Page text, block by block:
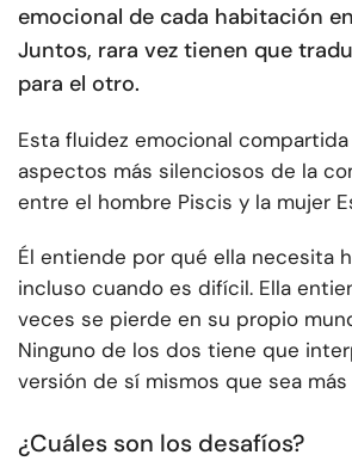
emocional de cada habitación
Juntos, rara vez tienen que
para el otro.
Esta fluidez emocional
aspectos más silenciosos de la
entre el hombre Piscis y la mujer
Él entiende por qué ella necesita
incluso cuando es difícil. Ella
veces se pierde en su propio
Ninguno de los dos tiene que
versión de sí mismos que sea
¿Cuáles son los desafíos?